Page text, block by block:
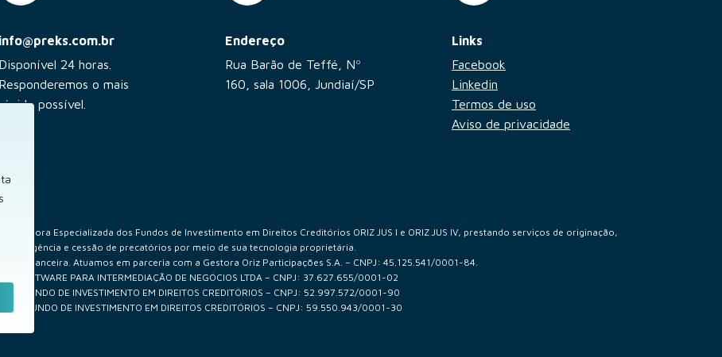
info@preks.com.br
Disponível 24 horas.
Responderemos o mais
possível.
Endereço
Rua Barão de Teffé, Nº
160, sala 1006, Jundiaí/SP
Links
Facebook
Linkedin
Termos de uso
Aviso de privacidade
Especializada dos Fundos de Investimento em Direitos Creditórios ORIZ JUS I e ORIZ JUS IV, prestando serviços de originação,
diligência e cessão de precatórios por meio de sua tecnologia proprietária.
financeira. Atuamos em parceria com a Gestora Oriz Participações S.A. – CNPJ: 45.125.541/0001-84.
– SOFTWARE PARA INTERMEDIAÇÃO DE NEGÓCIOS LTDA – CNPJ: 37.627.655/0001-02
JUS I FUNDO DE INVESTIMENTO EM DIREITOS CREDITÓRIOS – CNPJ: 52.997.572/0001-90
JUS IV FUNDO DE INVESTIMENTO EM DIREITOS CREDITÓRIOS – CNPJ: 59.550.943/0001-30